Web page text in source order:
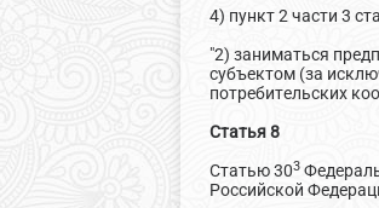
4) пункт 2 части 3
"2) заниматься
субъектом (за
потребительских
Статья 8
Статью 303
Российской